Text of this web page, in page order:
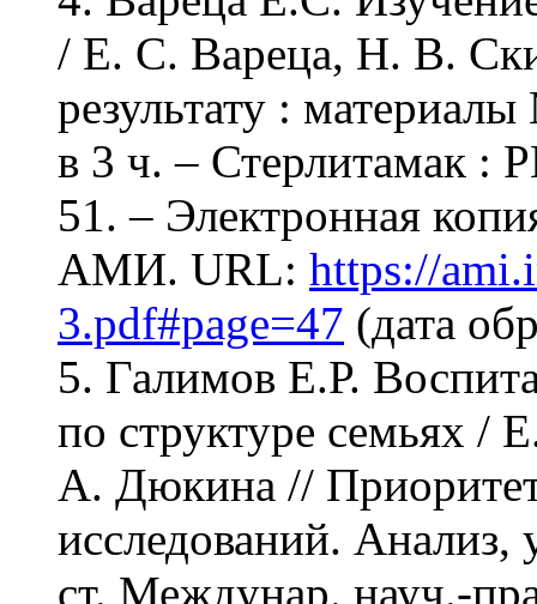
/ Е. С. Вареца, Н. В.
результату :
в 3 ч. – Стерлитамак
51. – Электронная
АМИ. URL: https://
3.pdf#page=47 (дата
5. Галимов Е.Р.
по структуре семьях
А. Дюкина //
исследований. Анализ,
ст. Междунар. науч.-